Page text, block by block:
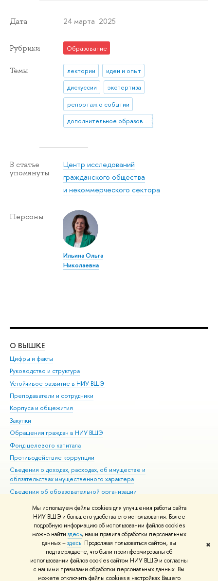
Мы используем файлы cookies для улучшения работы сайта
НИУ ВШЭ и большего удобства его использования. Более
подробную информацию об использовании файлов cookies
можно найти здесь, наши правила обработки персональных
данных –здесь. Продолжая пользоваться сайтом, вы
подтверждаете, что были проинформированы об
использовании файлов cookies сайтом НИУ ВШЭ и согласны
с нашими правилами обработки персональных данных. Вы
можете отключить файлы cookies в настройках Вашего
✖
Дата 24 марта 2025
Рубрики Образование
Темы лектории
идеи и опыт
дискуссии
экспертиза
репортаж о событии
дополнительное образование
В статье
упомянуты
Центр исследований
гражданского общества
и некоммерческого сектора
Персоны
Ильина Ольга
Николаевна
О ВЫШКЕ
Цифры и факты
Руководство и структура
Устойчивое развитие в НИУ ВШЭ
Преподаватели и сотрудники
Корпуса и общежития
Закупки
Обращения граждан в НИУ ВШЭ
Фонд целевого капитала
Противодействие коррупции
Сведения о доходах, расходах, об имуществе и
обязательствах имущественного характера
Сведения об образовательной организации
Людям с ограниченными возможностями здоровья
Единая платежная страница
Работа в Вышке
© НИУ ВШЭ 1993–2026 Адреса и контакты Условия использования
материалов Политика конфиденциальности Карта сайта
Шрифты HSE Sans и HSE Slab разработаны вШколе дизайна НИУ ВШЭ